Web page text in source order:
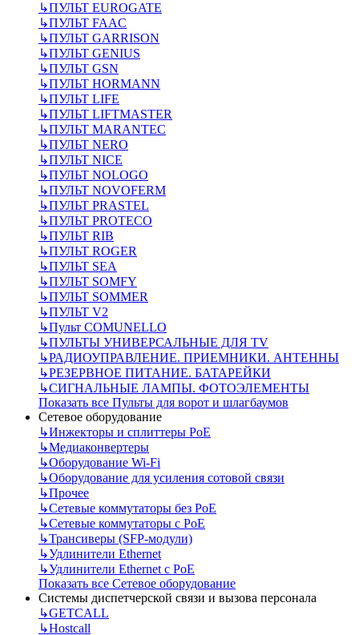
↳ПУЛЬТ EUROGATE
↳ПУЛЬТ FAAC
↳ПУЛЬТ GARRISON
↳ПУЛЬТ GENIUS
↳ПУЛЬТ GSN
↳ПУЛЬТ HORMANN
↳ПУЛЬТ LIFE
↳ПУЛЬТ LIFTMASTER
↳ПУЛЬТ MARANTEC
↳ПУЛЬТ NERO
↳ПУЛЬТ NICE
↳ПУЛЬТ NOLOGO
↳ПУЛЬТ NOVOFERM
↳ПУЛЬТ PRASTEL
↳ПУЛЬТ PROTECO
↳ПУЛЬТ RIB
↳ПУЛЬТ ROGER
↳ПУЛЬТ SEA
↳ПУЛЬТ SOMFY
↳ПУЛЬТ SOMMER
↳ПУЛЬТ V2
↳Пульт СOMUNELLO
↳ПУЛЬТЫ УНИВЕРСАЛЬНЫЕ ДЛЯ TV
↳РАДИОУПРАВЛЕНИЕ. ПРИЕМНИКИ. АНТЕННЫ
↳РЕЗЕРВНОЕ ПИТАНИЕ. БАТАРЕЙКИ
↳СИГНАЛЬНЫЕ ЛАМПЫ. ФОТОЭЛЕМЕНТЫ
Показать все Пульты для ворот и шлагбаумов
Сетевое оборудование
↳Инжекторы и сплиттеры РоЕ
↳Медиаконвертеры
↳Оборудование Wi-Fi
↳Оборудование для усиления сотовой связи
↳Прочее
↳Сетевые коммутаторы без РоЕ
↳Сетевые коммутаторы с РоЕ
↳Трансиверы (SFP-модули)
↳Удлинители Ethernet
↳Удлинители Ethernet с PoE
Показать все Сетевое оборудование
Системы диспетчерской связи и вызова персонала
↳GETCALL
↳Hostcall